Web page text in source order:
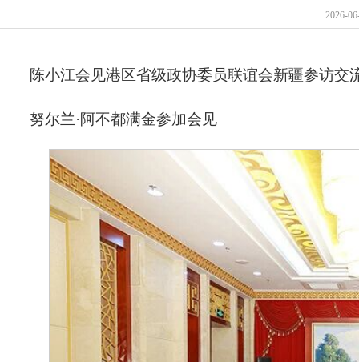
2026-
陈小江会见港区省级政协委员联谊会新疆参访交
努尔兰·阿不都满金参加会见